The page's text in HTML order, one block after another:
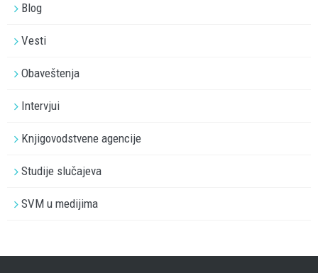
Blog
Vesti
Obaveštenja
Intervjui
Knjigovodstvene agencije
Studije slučajeva
SVM u medijima